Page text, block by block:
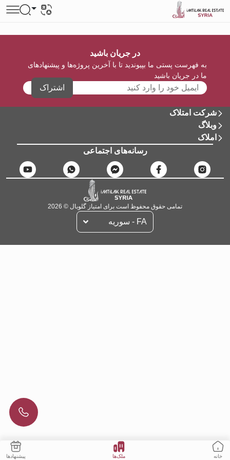
خانه ملک‌ها پیشنهادها
در جریان باشید
به فهرست پستی ما بپیوندید تا با آخرین پروژه‌ها و پیشنهادهای
ما در جریان باشید
اشتراک
شرکت امتلاک
وبلاگ
املاک
رسانه‌های اجتماعی
تمامی حقوق محفوظ است برای امتیاز گلوبال © 2026
FA - سوریه